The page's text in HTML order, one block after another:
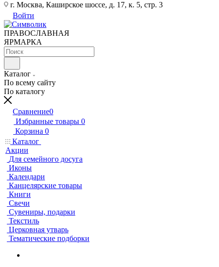
г. Москва, Каширское шоссе, д. 17, к. 5, стр. 3
Войти
ПРАВОСЛАВНАЯ
ЯРМАРКА
Каталог
По всему сайту
По каталогу
Сравнение0
Избранные товары 0
Корзина 0
Каталог
Акции
Для семейного досуга
Иконы
Календари
Канцелярские товары
Книги
Свечи
Сувениры, подарки
Текстиль
Церковная утварь
Тематические подборки